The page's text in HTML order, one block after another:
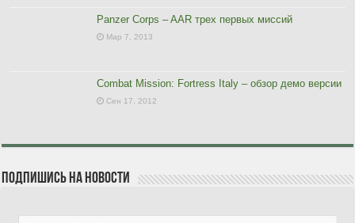
Panzer Corps – AAR трех первых миссий
Мар 7, 2013
Combat Mission: Fortress Italy – обзор демо версии
Сен 17, 2012
Подпишись на новости